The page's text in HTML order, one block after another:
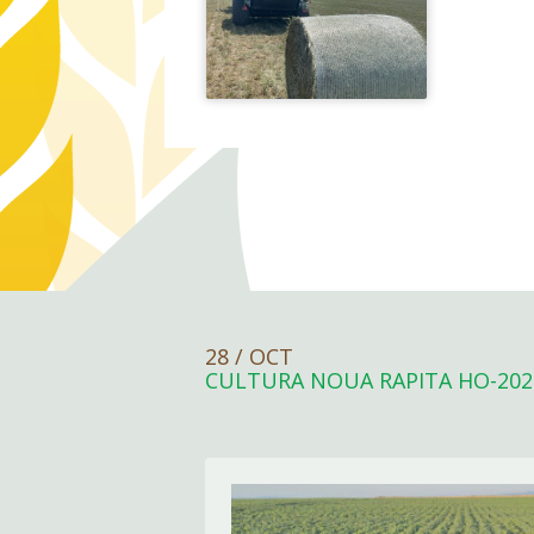
28 / OCT
CULTURA NOUA RAPITA HO-